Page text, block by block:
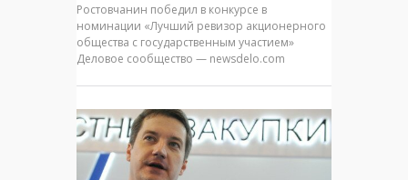
Ростовчанин победил в конкурсе в
номинации «Лучший ревизор акционерного
общества с государственным участием»
Деловое сообщество — newsdelo.com